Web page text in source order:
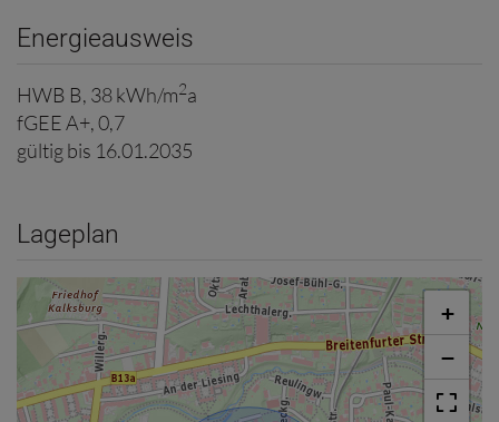
Energieausweis
HWB B, 38 kWh/m2a
fGEEA+, 0,7
gültig bis 16.01.2035
Lageplan
+
−